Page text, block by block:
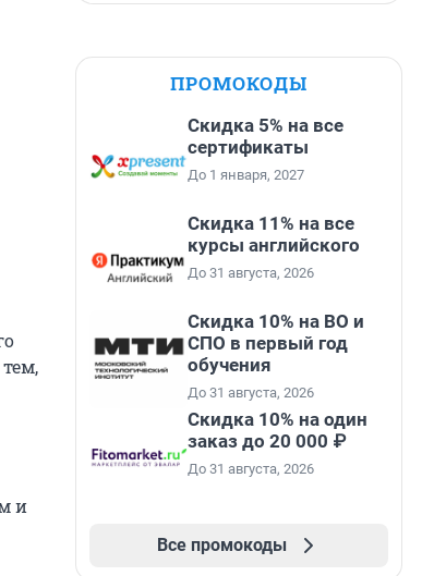
и
ПРОМОКОДЫ
Скидка 5% на все
сертификаты
До 1 января, 2027
Скидка 11% на все
курсы английского
До 31 августа, 2026
Скидка 10% на ВО и
СПО в первый год
обучения
До 31 августа, 2026
Скидка 10% на один
заказ до 20 000 ₽
До 31 августа, 2026
Все промокоды